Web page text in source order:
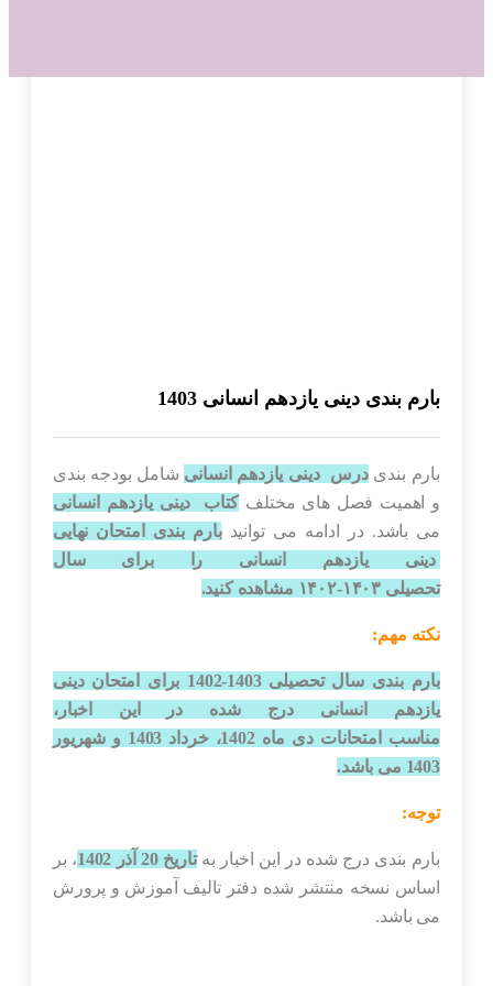
بارم بندی دینی یازدهم انسانی 1403
بارم بندیدرس دینی یازدهم انسانیشامل بودجه بندی
و اهمیت فصل های مختلفکتاب دینی یازدهم انسانی
می باشد. در ادامه می توانید بارم بندی امتحان نهایی
دینی یازدهم انسانی را برای سال
تحصیلی ۱۴۰۳-۱۴۰۲ مشاهده کنید.
نکته مهم:
بارم بندی سال تحصیلی 1403-1402 برای امتحان دینی
یازدهم انسانی درج شده در این اخبار،
مناسب امتحانات دی ماه 1402، خرداد 1403 و شهریور
1403 می باشد.
توجه:
بارم بندی درج شده در این اخبار به تاریخ 20 آذر 1402
، بر
اساس نسخه منتشر شده دفتر تالیف آموزش و پرورش
می باشد.